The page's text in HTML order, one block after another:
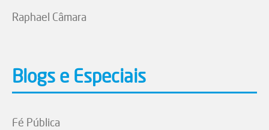
Raphael Câmara
Blogs e Especiais
Fé Pública